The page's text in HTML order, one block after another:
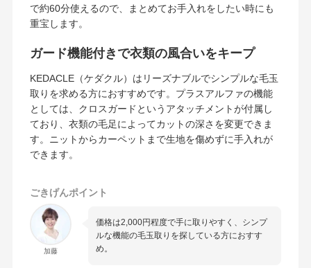
で約60分使えるので、まとめてお手入れをしたい時にも
重宝します。
ガード機能付きで衣類の風合いをキープ
KEDACLE（ケダクル）はリーズナブルでシンプルな毛玉
取りを求める方におすすめです。プラスアルファの機能
としては、クロスガードというアタッチメントが付属し
ており、衣類の毛足によってカットの深さを変更できま
す。ニットからカーペットまで生地を傷めずに手入れが
できます。
ごきげんポイント
加藤
価格は2,000円程度で手に取りやすく、シンプ
ルな機能の毛玉取りを探している方におすす
め。